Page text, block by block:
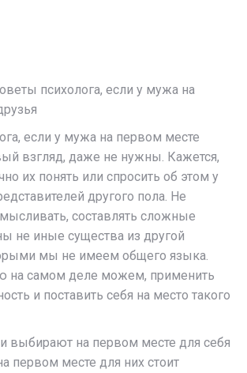
психолога, если у мужа на
если у мужа на первом месте
взгляд, даже не нужны. Кажется,
их понять или спросить об этом у
другого пола. Не
составлять сложные
не иные существа из другой
мы не имеем общего языка.
на самом деле можем, применить
и поставить себя на место такого
выбирают на первом месте для себя
первом месте для них стоит